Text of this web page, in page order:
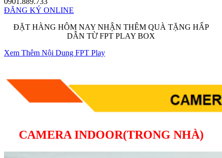
ĐĂNG KÝ ONLINE
ĐẶT HÀNG HÔM NAY NHẬN THÊM QUÀ TẶNG HẤP
DẪN TỪ FPT PLAY BOX
Xem Thêm Nội Dung FPT Play
CAMERA INDOOR(TRONG NHÀ)